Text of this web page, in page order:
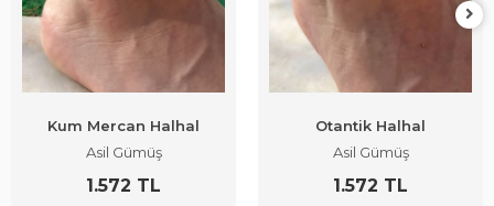
Kum Mercan Halhal
Asil Gümüş
1.572 TL
Otantik Halhal
Asil Gümüş
1.572 TL